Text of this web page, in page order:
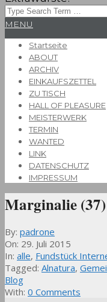
Search
Primary
Menu
MENU
Startseite
ABOUT
ARCHIV
EINKAUFSZETTEL
ZU TISCH
HALL OF PLEASURE
MEISTERWERK
TERMIN
WANTED
LINK
DATENSCHUTZ
IMPRESSUM
Marginalie
By: padrone
On: 29. Juli 2015
In: alle, Fundstück
Tagged: Alnatura,
Blog
With: 0 Comments